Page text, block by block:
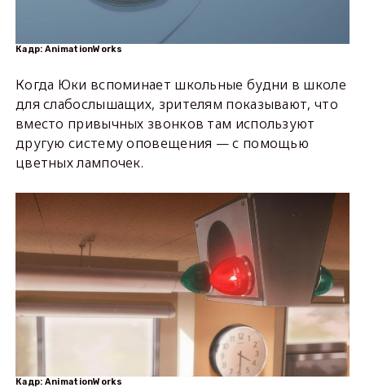
Кадр: AnimationWorks
Когда Юки вспоминает школьные будни в школе
для слабослышащих, зрителям показывают, что
вместо привычных звонков там используют
другую систему оповещения — с помощью
цветных лампочек.
Кадр: AnimationWorks